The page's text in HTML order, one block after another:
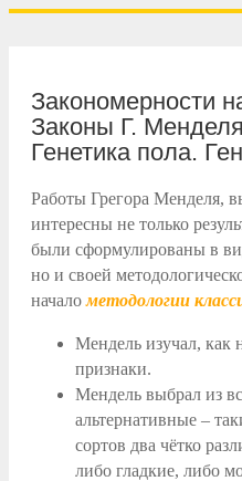
Закономерности
Законы Г.
Генетика пола.
Работы Грегора Менделя,
интересны не только
были сформулированы в
но и своей
начало методологии
Мендель изучал, как
признаки.
Мендель выбрал из
альтернативные –
сортов два чётко
либо гладкие, либо